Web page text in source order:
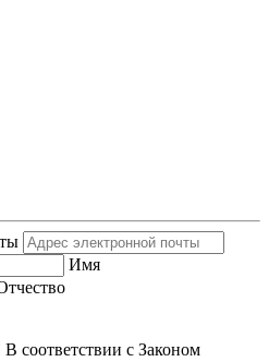
Имя
В соответствии с Законом